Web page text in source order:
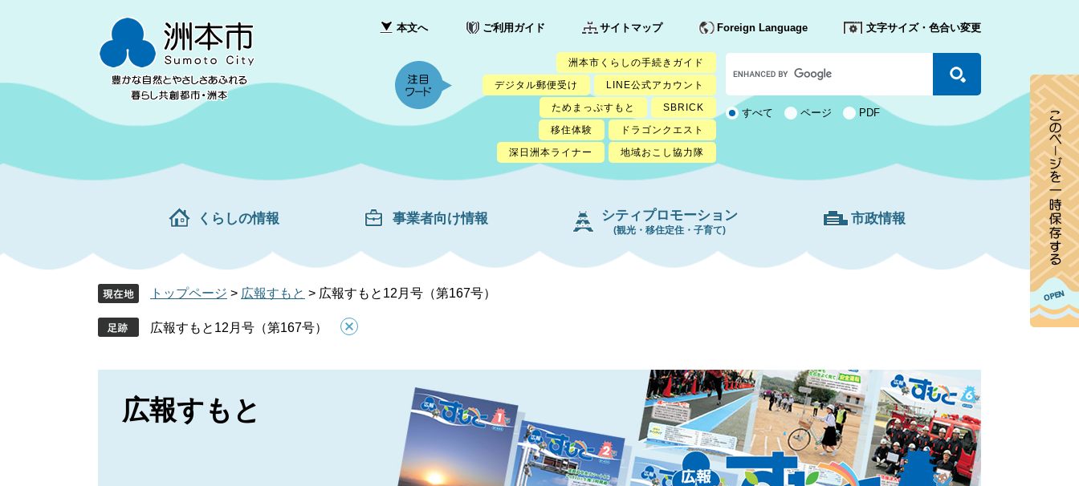
先
を
て
本文へ ご利用ガイド サイトマップ Foreign Language 文字サイズ・色合い変更
洲本市くらしの手続きガイド
デジタル郵便受け
LINE公式アカウント
ためまっぷすもと
SBRICK
移住体験
ドラゴンクエスト
深日洲本ライナー
地域おこし協力隊
カ
ス
タ
ム
検 すべて ページ PDF
くらしの情報 事業者向け情報 シティプロモーション
(観光・移住定住・子育て)
市政情報
トップページ > 広報すもと > 広報すもと12月号（第167号）
広報すもと12月号（第167号）
広報すもと